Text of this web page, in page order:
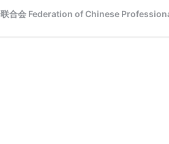
联合会 Federation of Chinese